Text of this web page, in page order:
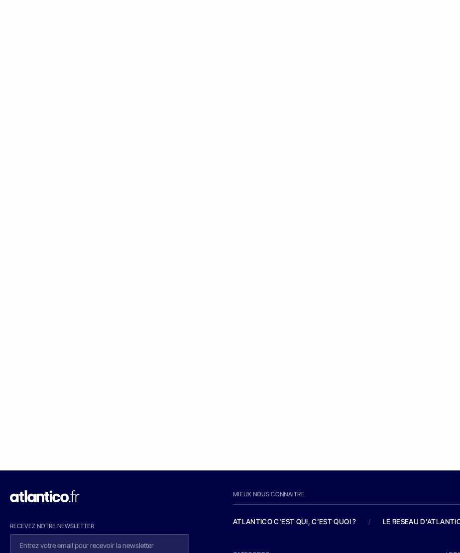
RECEVEZ NOTRE NEWSLETTER
MIEUX NOUS CONNAITRE
ATLANTICO C'EST QUI, C'EST QUOI ? / LE RESEAU